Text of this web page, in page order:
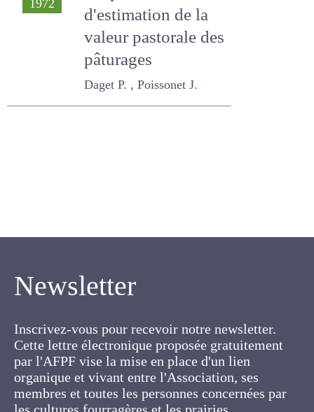
#49
Un procédé
d'estimation de la
valeur pastorale
des pâturages
Daget P. , Poissonet J.
Newsletter
Cette lettre électronique proposée
gratuitement par l'AFPF vise la mise en place
d'un lien organique et vivant entre l'Association,
ses membres et toutes les personnes
concernées par les cultures fourragères et les
prairies.